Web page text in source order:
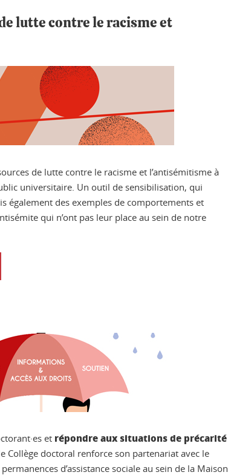
lutte contre le racisme et
de lutte contre le racisme et l’antisémitisme à
universitaire. Un outil de sensibilisation, qui
également des exemples de comportements et
qui n’ont pas leur place au sein de notre
et répondre aux situations de précarité
Collège doctoral renforce son partenariat avec le
d’assistance sociale au sein de la Maison